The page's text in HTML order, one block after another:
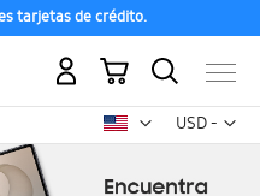
tarjetas de crédito.
USD -
dólar
Mi carrito